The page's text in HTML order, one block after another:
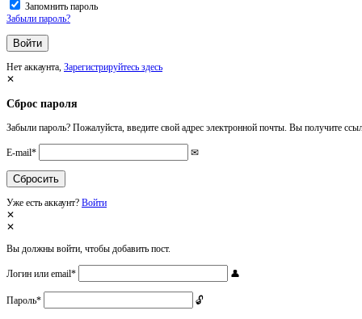
Запомнить пароль
Забыли пароль?
Нет аккаунта, Зарегистрируйтесь здесь
Сброс пароля
Забыли пароль? Пожалуйста, введите свой адрес электронной почты. Вы получите
E-mail*
Уже есть аккаунт? Войти
Вы должны войти, чтобы добавить пост.
Логин или email*
Пароль*